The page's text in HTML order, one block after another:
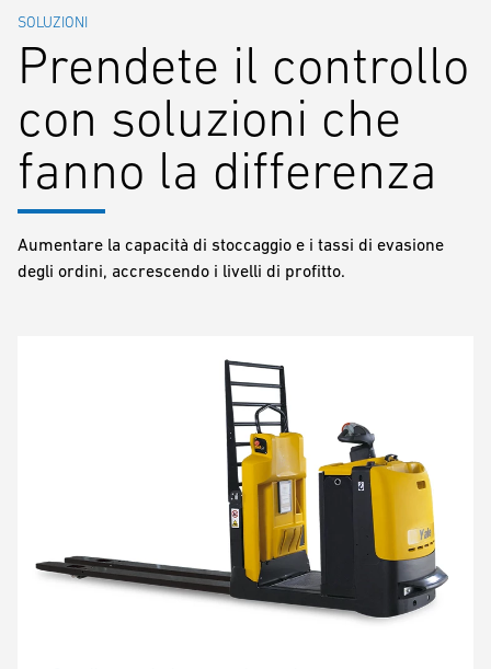
SOLUZIONI
Prendete il controllo
con soluzioni che
fanno la differenza
Aumentare la capacità di stoccaggio e i tassi di evasione
degli ordini, accrescendo i livelli di profitto.